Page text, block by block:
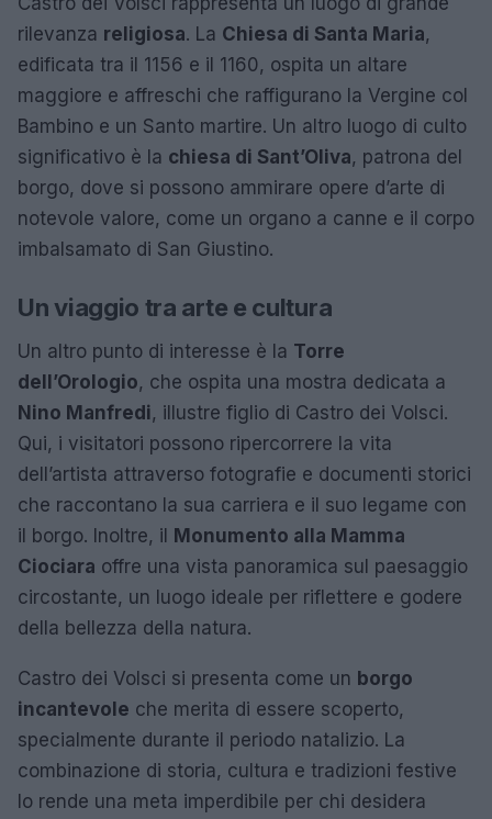
rilevanza religiosa. La Chiesa di Santa Maria,
edificata tra il 1156 e il 1160, ospita un altare
maggiore e affreschi che raffigurano la Vergine col
Bambino e un Santo martire. Un altro luogo di culto
significativo è la chiesa di Sant’Oliva, patrona del
borgo, dove si possono ammirare opere d’arte di
notevole valore, come un organo a canne e il corpo
imbalsamato di San Giustino.
Un viaggio tra arte e cultura
Un altro punto di interesse è la Torre
dell’Orologio, che ospita una mostra dedicata a
Nino Manfredi, illustre figlio di Castro dei Volsci.
Qui, i visitatori possono ripercorrere la vita
dell’artista attraverso fotografie e documenti storici
che raccontano la sua carriera e il suo legame con
il borgo. Inoltre, il Monumento alla Mamma
Ciociara offre una vista panoramica sul paesaggio
circostante, un luogo ideale per riflettere e godere
della bellezza della natura.
Castro dei Volsci si presenta come un borgo
incantevole che merita di essere scoperto,
specialmente durante il periodo natalizio. La
combinazione di storia, cultura e tradizioni festive
lo rende una meta imperdibile per chi desidera